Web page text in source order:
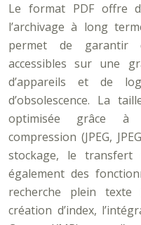
Le format PDF offre
l’archivage à long
permet de garantir
accessibles sur une
d’appareils et de
d’obsolescence. La
optimisée grâce à
compression (JPEG,
stockage, le
également des
recherche plein texte
création d’index,